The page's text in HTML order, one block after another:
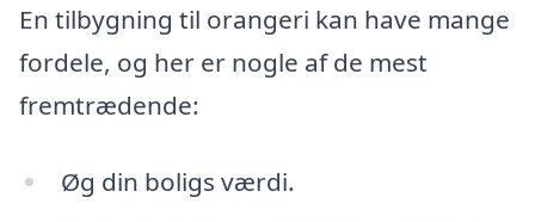
En tilbygning til orangeri kan have mange
fordele, og her er nogle af de mest
fremtrædende:
Øg din boligs værdi.